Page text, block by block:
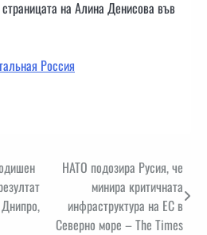
на Алина Денисова във
Россия
НАТО подозира Русия, че
минира критичната
инфраструктура на ЕС в
Северно море – The Times